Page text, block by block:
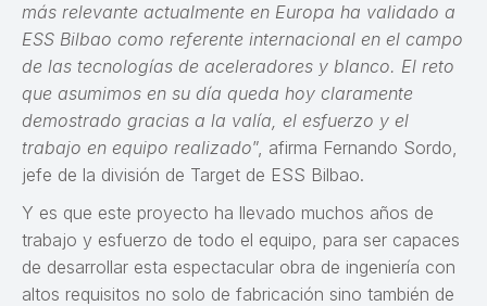
más relevante actualmente en Europa ha validado a
ESS Bilbao como referente internacional en el campo
de las tecnologías de aceleradores y blanco. El reto
que asumimos en su día queda hoy claramente
demostrado gracias a la valía, el esfuerzo y el
trabajo en equipo realizado”, afirma Fernando Sordo,
jefe de la división de Target de ESS Bilbao.
Y es que este proyecto ha llevado muchos años de
trabajo y esfuerzo de todo el equipo, para ser capaces
de desarrollar esta espectacular obra de ingeniería con
altos requisitos no solo de fabricación sino también de